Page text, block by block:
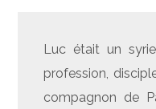
Luc était un
profession,
compagnon de